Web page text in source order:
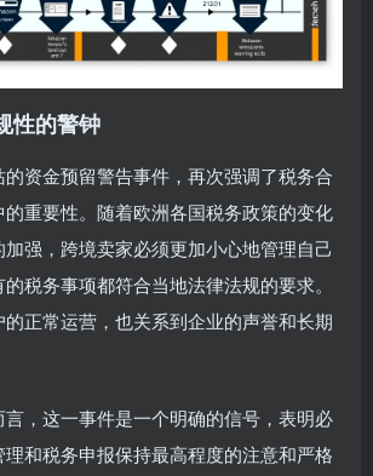
性的警钟
资金预留警告事件，再次强调了税务合
重要性。随着欧洲各国税务政策的变化
强，跨境卖家必须更加小心地管理自己
税务事项都符合当地法律法规的要求。
正常运营，也关系到企业的声誉和长期
，这一事件是一个明确的信号，表明必
和税务申报保持最高程度的注意和严格